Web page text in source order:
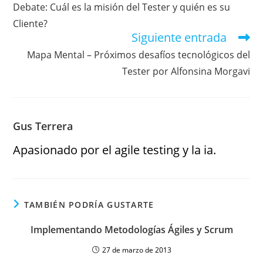
Debate: Cuál es la misión del Tester y quién es su
Cliente?
Siguiente entrada
Mapa Mental – Próximos desafíos tecnológicos del
Tester por Alfonsina Morgavi
Gus Terrera
Apasionado por el agile testing y la ia.
TAMBIÉN PODRÍA GUSTARTE
Implementando Metodologías Ágiles y Scrum
27 de marzo de 2013